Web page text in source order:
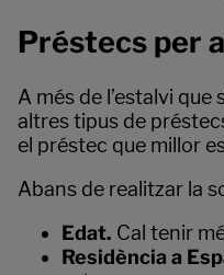
Préstecs per
A més de l’estalvi
altres tipus de
el préstec que millor
Abans de realitzar la
Edat. Cal tenir
Residència a